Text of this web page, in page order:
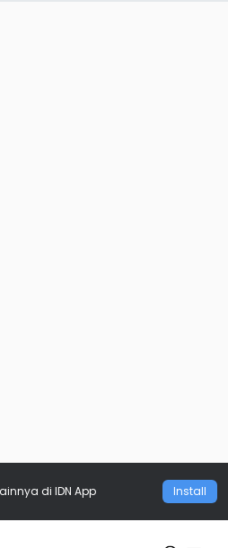
di IDN App Install